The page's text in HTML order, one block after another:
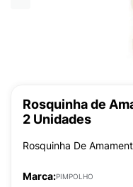
Rosquinha de
2 Unidades
Rosquinha De
Marca:PIMPOLHO